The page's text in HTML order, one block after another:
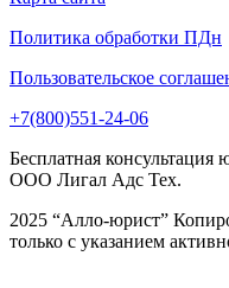
Политика обработки ПДн
Пользовательское
+7(800)551-24-06
Бесплатная консультация
ООО Лигал Адс Тех.
2025 “Алло-юрист”
только с указанием